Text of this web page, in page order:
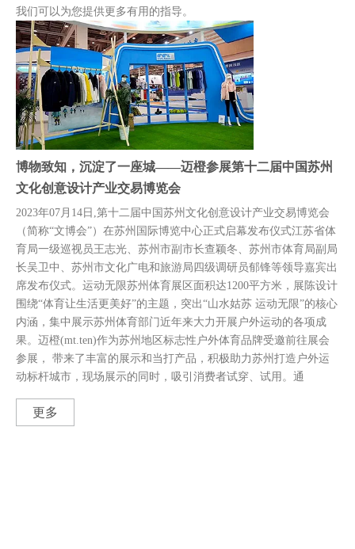
我们可以为您提供更多有用的指导。
博物致知，沉淀了一座城——迈橙参展第十二届中国苏州
文化创意设计产业交易博览会
2023年07月14日,第十二届中国苏州文化创意设计产业交易博览会
（简称“文博会”）在苏州国际博览中心正式启幕发布仪式江苏省体
育局一级巡视员王志光、苏州市副市长查颖冬、苏州市体育局副局
长吴卫中、苏州市文化广电和旅游局四级调研员郁锋等领导嘉宾出
席发布仪式。运动无限苏州体育展区面积达1200平方米，展陈设计
围绕“体育让生活更美好”的主题，突出“山水姑苏 运动无限”的核心
内涵，集中展示苏州体育部门近年来大力开展户外运动的各项成
果。迈橙(mt.ten)作为苏州地区标志性户外体育品牌受邀前往展会
参展， 带来了丰富的展示和当打产品，积极助力苏州打造户外运
动标杆城市，现场展示的同时，吸引消费者试穿、试用。通
更多